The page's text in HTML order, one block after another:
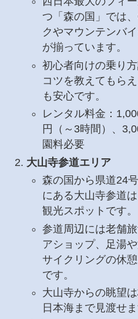
つ「森の国」では
クやマウンテンバ
が揃っています。
初心者向けの乗り
コツを教えてもら
も安心です。
レンタル料金：
円（～3時間）、
園料必要
大山寺参道エリア
森の国から県道24
にある大山寺参道
観光スポットです。
参道周辺には老舗
アショップ、足湯
サイクリングの休
です。
大山寺からの眺望
日本海まで見渡せま